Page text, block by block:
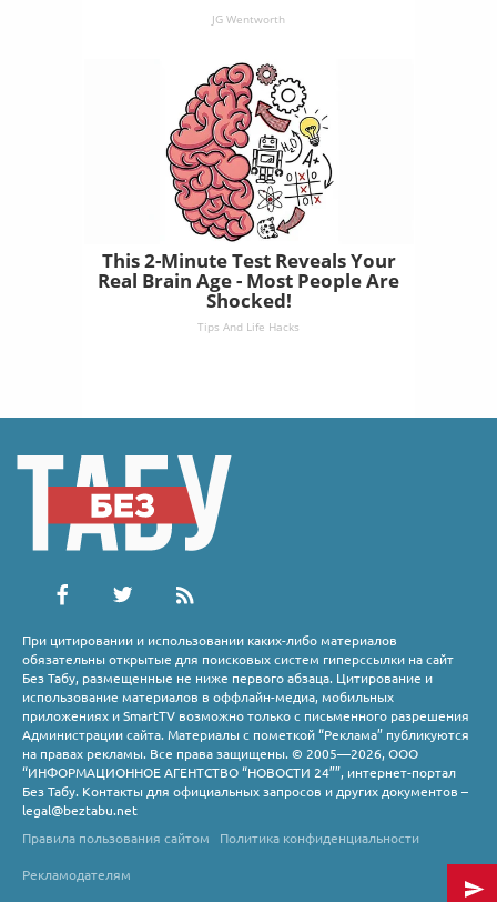
JG Wentworth
This 2-Minute Test Reveals Your
Real Brain Age - Most People Are
Shocked!
Tips And Life Hacks
При цитировании и использовании каких-либо материалов
обязательны открытые для поисковых систем гиперссылки на сайт
Без Табу, размещенные не ниже первого абзаца. Цитирование и
использование материалов в оффлайн-медиа, мобильных
приложениях и SmartTV возможно только с письменного разрешения
Администрации сайта. Материалы с пометкой “Реклама” публикуются
на правах рекламы. Все права защищены. © 2005—2026, ООО
“ИНФОРМАЦИОННОЕ АГЕНТСТВО “НОВОСТИ 24””, интернет-портал
Без Табу. Контакты для официальных запросов и других документов –
legal@beztabu.net
Правила пользования сайтом
Политика конфиденциальности
Рекламодателям